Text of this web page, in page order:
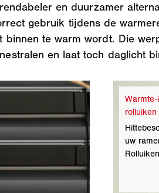
en duurzamer
gebruik tijdens de
binnen te warm wordt. Die
en laat toch daglicht
uw